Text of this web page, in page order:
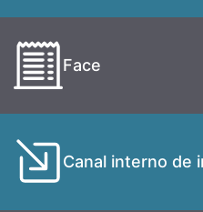
Face
Canal interno de